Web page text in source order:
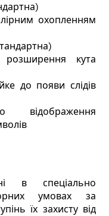
охопленням
розширення кута
до появи слідів
відображення
в спеціально
умовах за
їх захисту від